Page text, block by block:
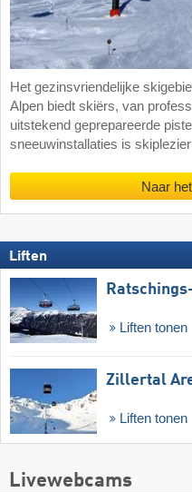
Het gezinsvriendelijke
Alpen biedt skiërs, van
uitstekend geprepareerde
sneeuwinstallaties is
Naar
Liften
Liften tonen
Zillertal
Liften tonen
Livewebcams